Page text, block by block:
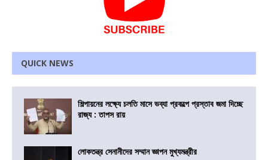
QUICK NEWS
শিল্পায়নের লক্ষ্যে চলতি মাসে ভব্যা প্রকল্পে প্রস্তাব জমা দিচ্ছে
রাজ্য : তাপস রায়
লোকতন্ত্র সেনানীদের সম্মান জ্ঞাপন মুখ্যমন্ত্রীর